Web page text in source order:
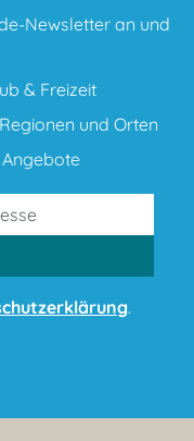
Newsletter an und
& Freizeit
und Orten
.